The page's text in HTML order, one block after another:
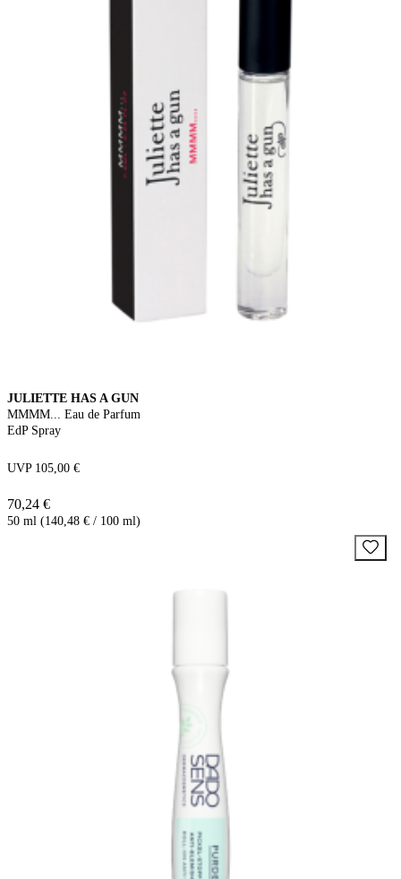
JULIETTE HAS A GUN
MMMM... Eau de Parfum
EdP Spray
UVP 105,00 €
70,24 €
50 ml (140,48 € / 100 ml)